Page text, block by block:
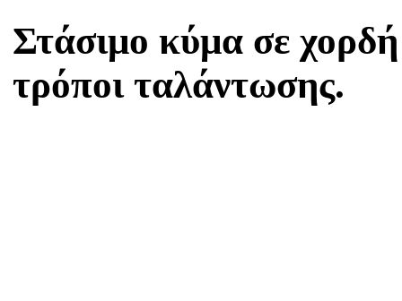
Στάσιμο κύμα σε
τρόποι ταλάντωσης.